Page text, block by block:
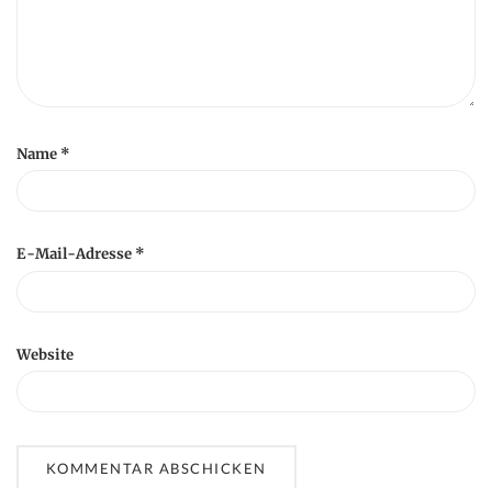
Name *
E-Mail-Adresse *
Website